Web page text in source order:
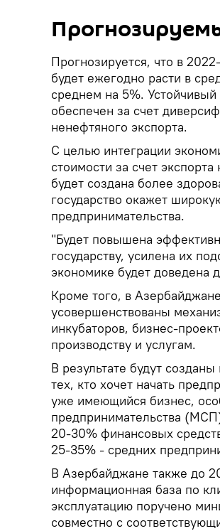
Прогнозируется, что в
будет ежегодно расти в
среднем на 5%.
обеспечен за счет
ненефтяного экспорта.
С целью интеграции
стоимости за счет
будет создана более
государство окажет
предпринимательства.
"Будет повышена
государству, усилена их
экономике будет доведена
Кроме того, в
усовершенствованы
инкубаторов, бизнес-
производству и услугам.
В результате будут
тех, кто хочет начать
уже имеющийся бизнес,
предпринимательства
20-30% финансовых
25-35% - средних
В Азербайджане также до
информационная база по
эксплуатацию поручено
совместно с